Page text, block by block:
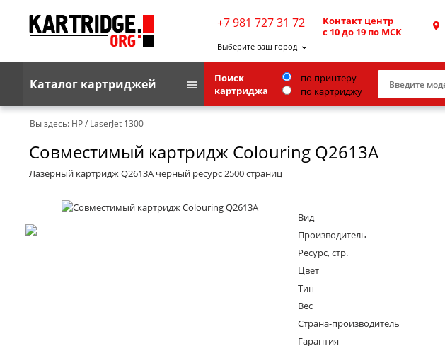
+7 981 727 31 72
Контакт центр
с 10 до 19 по МСК
Выберите ваш город
Каталог картриджей
Brother
G&G
HP
Kodak
Lexmark
Xerox
Поиск
картриджа
по принтеру
по картриджу
Вы здесь: HP/ LaserJet 1300
Совместимый картридж Colouring Q2613A
Лазерный картридж Q2613A черный ресурс 2500 страниц
Вид
Производитель
Ресурс, стр.
Цвет
Тип
Вес
Страна-производитель
Гарантия